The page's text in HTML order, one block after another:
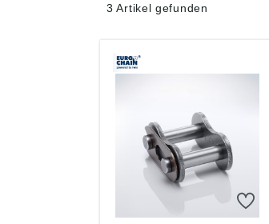
3 Artikel gefunden